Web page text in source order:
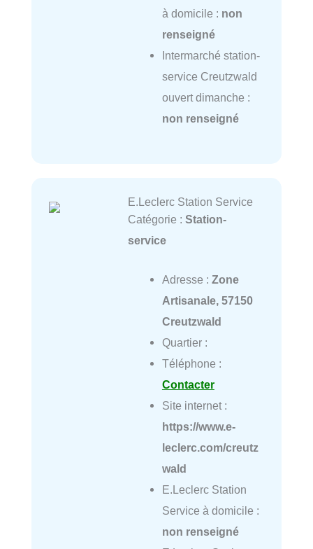
à domicile : non
renseigné
Intermarché station-
service Creutzwald
ouvert dimanche :
non renseigné
E.Leclerc Station Service
Catégorie : Station-
service
Adresse : Zone
Artisanale, 57150
Creutzwald
Quartier :
Téléphone :
Contacter
Site internet :
https://www.e-
leclerc.com/creutz
wald
E.Leclerc Station
Service à domicile :
non renseigné